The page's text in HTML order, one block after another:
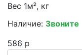
Вес 1м², кг
Наличие: Звоните
586 р